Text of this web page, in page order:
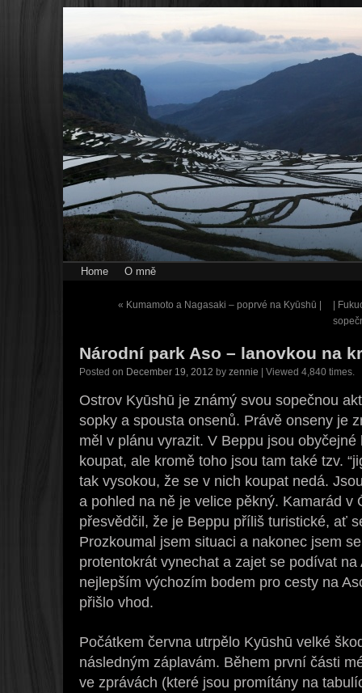
Home O mně
« Kumamoto a Nagasaki – poprvé na Kyūshū |
|
Národní park Aso – lanovkou na
Posted on December 19, 2012 by zennie | Viewed 4,840 times.
Ostrov Kyūshū je známý svou sopečnou
sopky a spousta onsenů. Právě onseny je
měl v plánu vyrazit. V Beppu jsou
koupat, ale kromě toho jsou tam také tzv.
tak vysokou, že se v nich koupat nedá.
a pohled na ně je velice pěkný. Kamarád v
přesvědčil, že je Beppu příliš turistické, ať
Prozkoumal jsem situaci a nakonec jsem
protentokrát vynechat a zajet se podívat
nejlepším výchozím bodem pro cesty na
přišlo vhod.
Počátkem června utrpělo Kyūshū velké
následným záplavám. Během první části
ve zprávách (které jsou promítány na